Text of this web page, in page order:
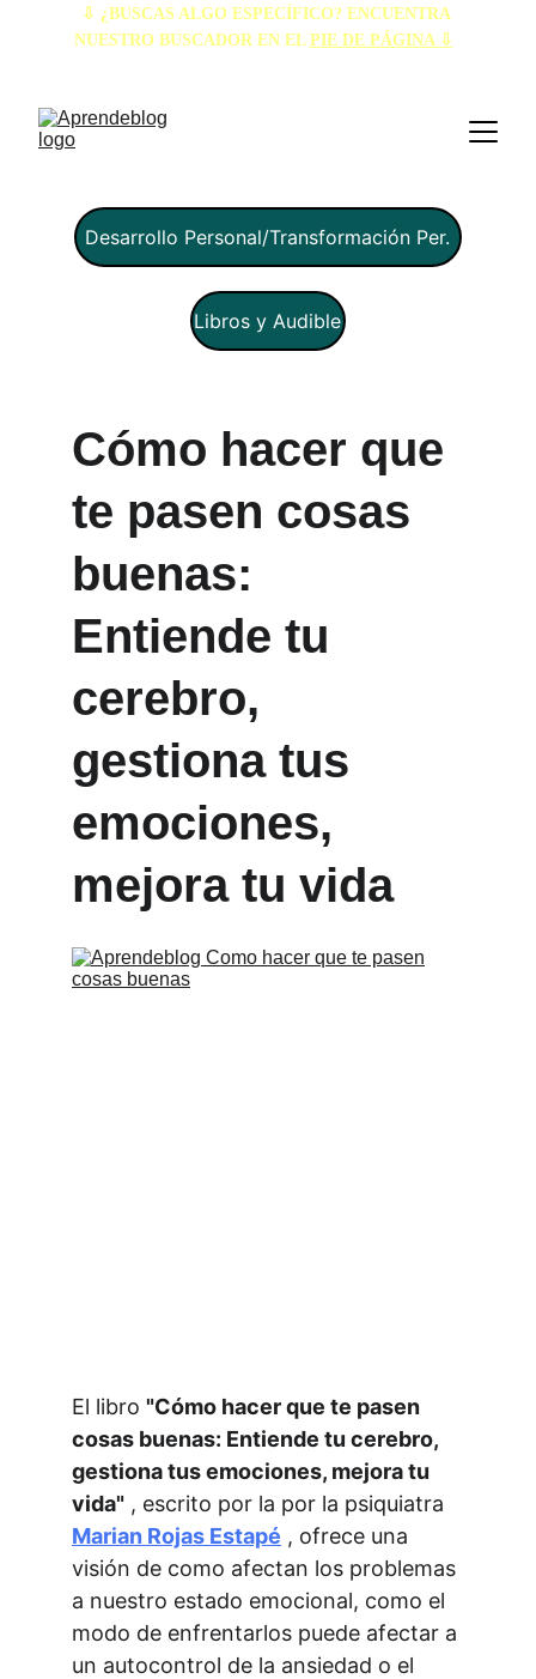
⇩ ¿BUSCAS ALGO ESPECÍFICO? ENCUENTRA
NUESTRO BUSCADOR EN EL PIE DE PÁGINA ⇩
Cómo hacer que
te pasen cosas
buenas:
Entiende tu
cerebro,
gestiona tus
emociones,
mejora tu vida
El libro "Cómo hacer que te pasen
cosas buenas: Entiende tu cerebro,
gestiona tus emociones, mejora tu
vida" , escrito por la por la psiquiatra
Marian Rojas Estapé , ofrece una
visión de como afectan los problemas
a nuestro estado emocional, como el
modo de enfrentarlos puede afectar a
un autocontrol de la ansiedad o el
Desarrollo Personal/Transformación Per.
Libros y Audible